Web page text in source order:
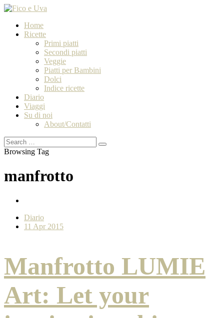
Home
Ricette
Primi piatti
Secondi piatti
Veggie
Piatti per Bambini
Dolci
Indice ricette
Diario
Viaggi
Su di noi
About/Contatti
Browsing Tag
manfrotto
Diario
11 Apr 2015
Manfrotto LUMIE
Art: Let your